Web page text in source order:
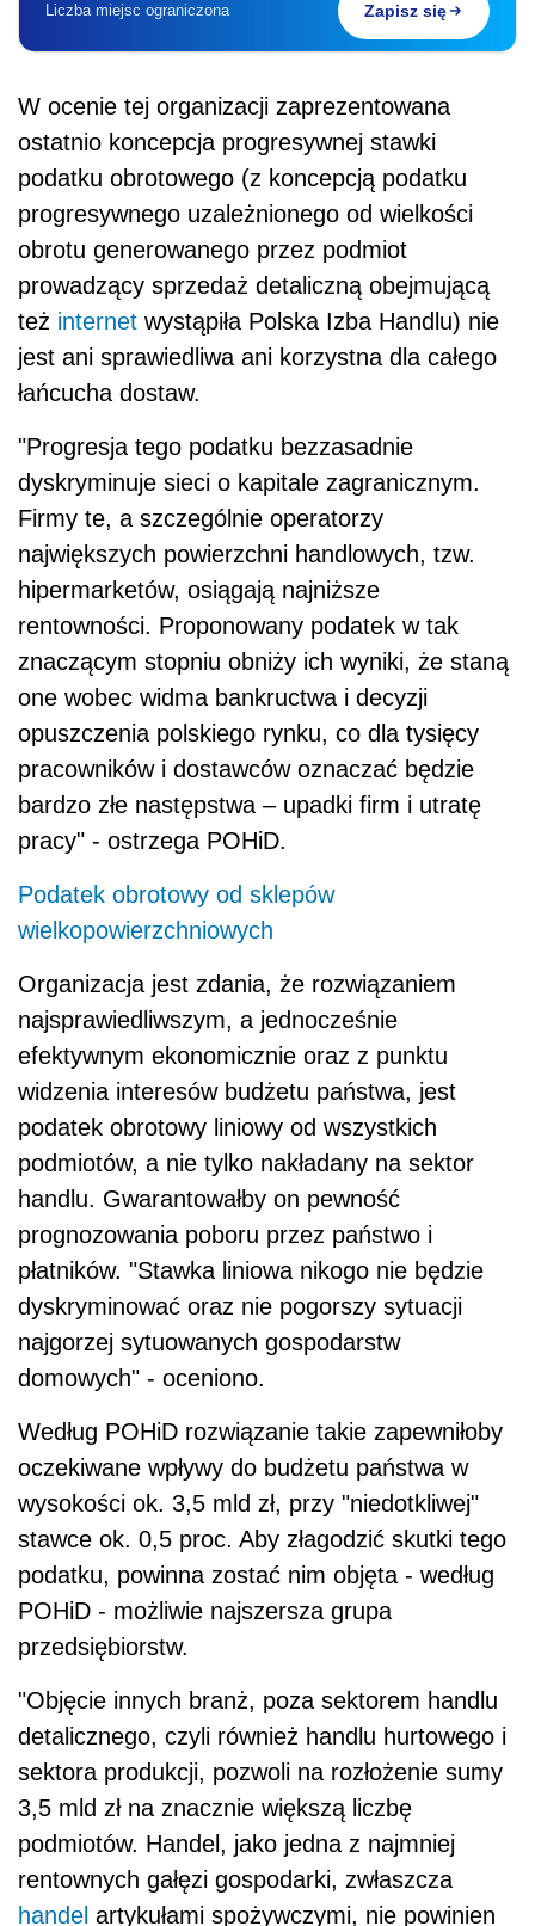
Liczba miejsc ograniczona Zapisz się
W ocenie tej organizacji zaprezentowana
ostatnio koncepcja progresywnej stawki
podatku obrotowego (z koncepcją podatku
progresywnego uzależnionego od wielkości
obrotu generowanego przez podmiot
prowadzący sprzedaż detaliczną obejmującą
też internet wystąpiła Polska Izba Handlu) nie
jest ani sprawiedliwa ani korzystna dla całego
łańcucha dostaw.
"Progresja tego podatku bezzasadnie
dyskryminuje sieci o kapitale zagranicznym.
Firmy te, a szczególnie operatorzy
największych powierzchni handlowych, tzw.
hipermarketów, osiągają najniższe
rentowności. Proponowany podatek w tak
znaczącym stopniu obniży ich wyniki, że staną
one wobec widma bankructwa i decyzji
opuszczenia polskiego rynku, co dla tysięcy
pracowników i dostawców oznaczać będzie
bardzo złe następstwa – upadki firm i utratę
pracy" - ostrzega POHiD.
Podatek obrotowy od sklepów
wielkopowierzchniowych
Organizacja jest zdania, że rozwiązaniem
najsprawiedliwszym, a jednocześnie
efektywnym ekonomicznie oraz z punktu
widzenia interesów budżetu państwa, jest
podatek obrotowy liniowy od wszystkich
podmiotów, a nie tylko nakładany na sektor
handlu. Gwarantowałby on pewność
prognozowania poboru przez państwo i
płatników. "Stawka liniowa nikogo nie będzie
dyskryminować oraz nie pogorszy sytuacji
najgorzej sytuowanych gospodarstw
domowych" - oceniono.
Według POHiD rozwiązanie takie zapewniłoby
oczekiwane wpływy do budżetu państwa w
wysokości ok. 3,5 mld zł, przy "niedotkliwej"
stawce ok. 0,5 proc. Aby złagodzić skutki tego
podatku, powinna zostać nim objęta - według
POHiD - możliwie najszersza grupa
przedsiębiorstw.
"Objęcie innych branż, poza sektorem handlu
detalicznego, czyli również handlu hurtowego i
sektora produkcji, pozwoli na rozłożenie sumy
3,5 mld zł na znacznie większą liczbę
podmiotów. Handel, jako jedna z najmniej
rentownych gałęzi gospodarki, zwłaszcza
handel artykułami spożywczymi, nie powinien